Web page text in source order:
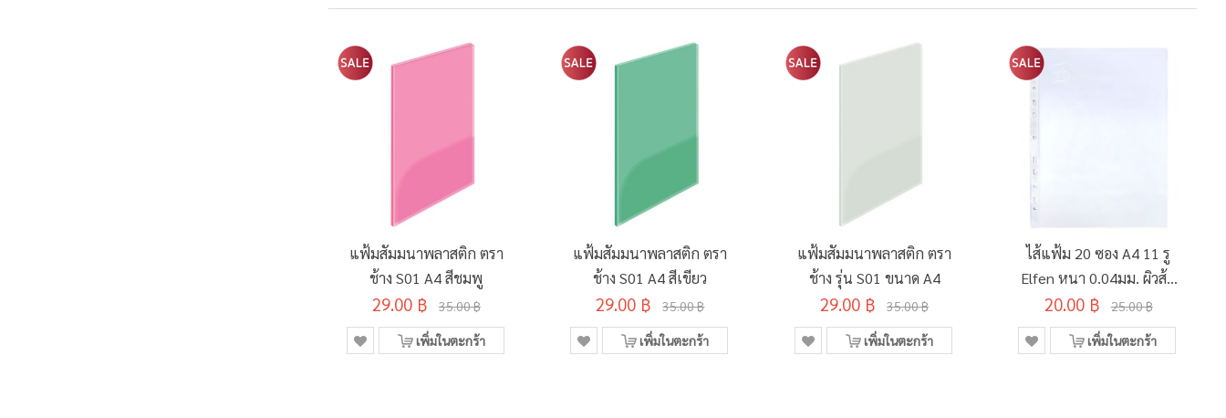
แฟ้มสัมมนาพลาสติก ตรา
ช้าง S01 A4 สีชมพู
29.00 ฿ 35.00 ฿
เพิ่มในตะกร้า
แฟ้มสัมมนาพลาสติก ตรา
ช้าง S01 A4 สีเขียว
29.00 ฿ 35.00 ฿
เพิ่มในตะกร้า
แฟ้มสัมมนาพลาสติก ตรา
ช้าง รุ่น S01 ขนาด A4
29.00 ฿ 35.00 ฿
เพิ่มในตะกร้า
ไส้แฟ้ม 20 ซอง A4 11 รู
Elfen หนา 0.04มม. ผิวส้ม
ลดแสงสะท้อน
20.00 ฿ 25.00 ฿
เพิ่มในตะกร้า